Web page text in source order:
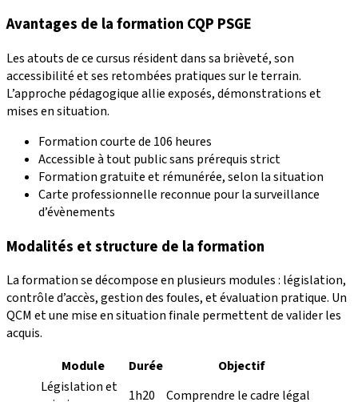
Avantages de la formation CQP PSGE
Les atouts de ce cursus résident dans sa brièveté, son
accessibilité et ses retombées pratiques sur le terrain.
L’approche pédagogique allie exposés, démonstrations et
mises en situation.
Formation courte de 106 heures
Accessible à tout public sans prérequis strict
Formation gratuite et rémunérée, selon la situation
Carte professionnelle reconnue pour la surveillance
d’évènements
Modalités et structure de la formation
La formation se décompose en plusieurs modules : législation,
contrôle d’accès, gestion des foules, et évaluation pratique. Un
QCM et une mise en situation finale permettent de valider les
acquis.
Module
Durée
Objectif
Législation et
1h20 Comprendre le cadre légal